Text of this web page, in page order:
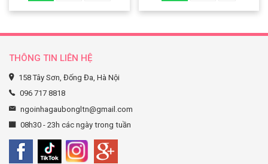
THÔNG TIN LIÊN HỆ
158 Tây Sơn, Đống Đa, Hà Nội
096 717 8818
ngoinhagaubongltn@gmail.com
08h30 - 23h các ngày trong tuần